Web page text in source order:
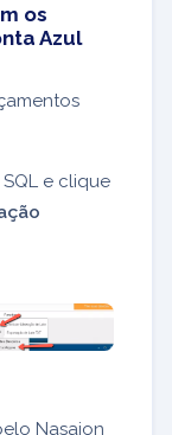
os
Azul
e clique
Nasajon